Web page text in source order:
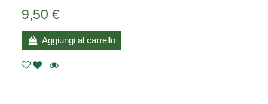
9,50 €
Aggiungi al carrello